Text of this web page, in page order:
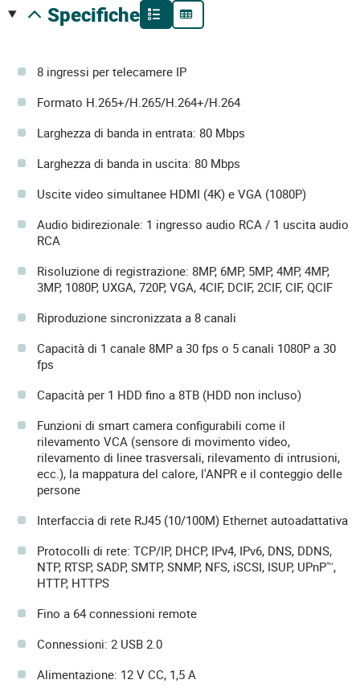
specifiche
8 ingressi per telecamere IP
Formato H.265+/H.265/H.264+/H.264
Larghezza di banda in entrata: 80 Mbps
Larghezza di banda in uscita: 80 Mbps
Uscite video simultanee HDMI (4K) e VGA (1080P)
Audio bidirezionale: 1 ingresso audio RCA / 1 uscita audio
RCA
Risoluzione di registrazione: 8MP, 6MP, 5MP, 4MP, 4MP,
3MP, 1080P, UXGA, 720P, VGA, 4CIF, DCIF, 2CIF, CIF, QCIF
Riproduzione sincronizzata a 8 canali
Capacità di 1 canale 8MP a 30 fps o 5 canali 1080P a 30
fps
Capacità per 1 HDD fino a 8TB (HDD non incluso)
Funzioni di smart camera configurabili come il
rilevamento VCA (sensore di movimento video,
rilevamento di linee trasversali, rilevamento di intrusioni,
ecc.), la mappatura del calore, l'ANPR e il conteggio delle
persone
Interfaccia di rete RJ45 (10/100M) Ethernet autoadattativa
Protocolli di rete: TCP/IP, DHCP, IPv4, IPv6, DNS, DDNS,
NTP, RTSP, SADP, SMTP, SNMP, NFS, iSCSI, ISUP, UPnP™,
HTTP, HTTPS
Fino a 64 connessioni remote
Connessioni: 2 USB 2.0
Alimentazione: 12 V CC, 1,5 A